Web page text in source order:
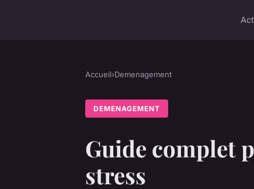
Accueil›Demenagement
DEMENAGEMENT
Guide complet
stress